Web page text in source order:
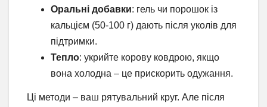
Оральні добавки: гель чи порошок із
кальцієм (50-100 г) дають після уколів для
підтримки.
Тепло: укрийте корову ковдрою, якщо
вона холодна – це прискорить одужання.
Ці методи – ваш рятувальний круг. Але після